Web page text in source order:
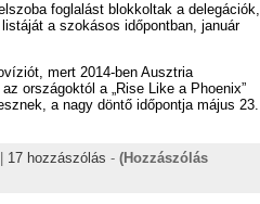
foglalást blokkoltak a delegációk,
a szokásos időpontban, január
mert 2014-ben Ausztria
országoktól a „Rise Like a Phoenix”
a nagy döntő időpontja május 23.
17 hozzászólás - (Hozzászólás